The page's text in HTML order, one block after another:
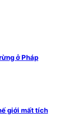
ở Pháp
giới mất tích